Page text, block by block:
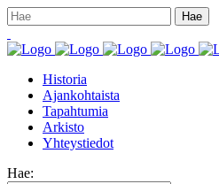
Historia
Ajankohtaista
Tapahtumia
Arkisto
Yhteystiedot
Hae: